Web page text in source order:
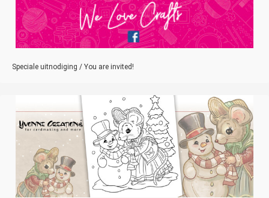
Speciale uitnodiging / You are invited!